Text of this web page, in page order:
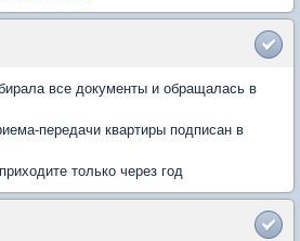
все документы и обращалась в
передачи квартиры подписан в
только через год